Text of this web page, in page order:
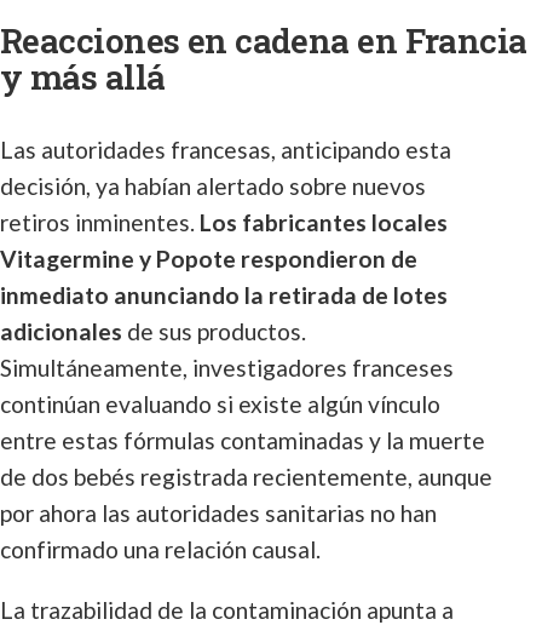
Reacciones en cadena en Francia
y más allá
Las autoridades francesas, anticipando esta
decisión, ya habían alertado sobre nuevos
retiros inminentes. Los fabricantes locales
Vitagermine y Popote respondieron de
inmediato anunciando la retirada de lotes
adicionales de sus productos.
Simultáneamente, investigadores franceses
continúan evaluando si existe algún vínculo
entre estas fórmulas contaminadas y la muerte
de dos bebés registrada recientemente, aunque
por ahora las autoridades sanitarias no han
confirmado una relación causal.
La trazabilidad de la contaminación apunta a